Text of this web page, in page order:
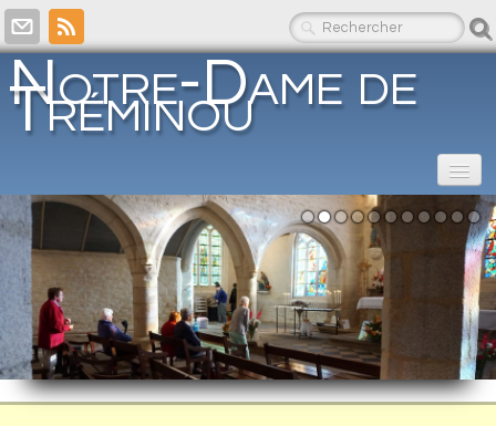
Notre-Dame de
Tréminou
Accueil
Qui sommes-nous ?
Contact
Presse
Archives